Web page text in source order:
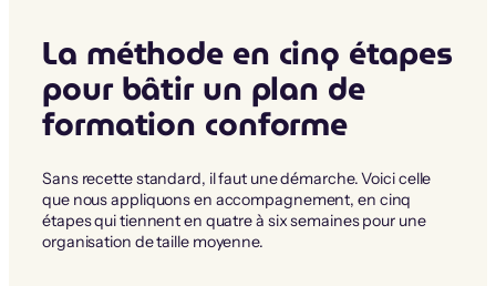
La méthode en cinq étapes
pour bâtir un plan de
formation conforme
Sans recette standard, il faut une démarche. Voici celle
que nous appliquons en accompagnement, en cinq
étapes qui tiennent en quatre à six semaines pour une
organisation de taille moyenne.